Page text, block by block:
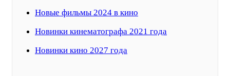
Новые фильмы 2024 в кино
Новинки кинематографа 2021 года
Новинки кино 2027 года